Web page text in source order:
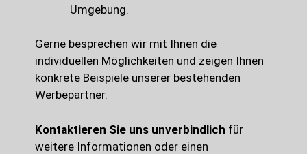
Umgebung.
Gerne besprechen wir mit Ihnen die
individuellen Möglichkeiten und zeigen Ihnen
konkrete Beispiele unserer bestehenden
Werbepartner.
Kontaktieren Sie uns unverbindlich für
weitere Informationen oder einen